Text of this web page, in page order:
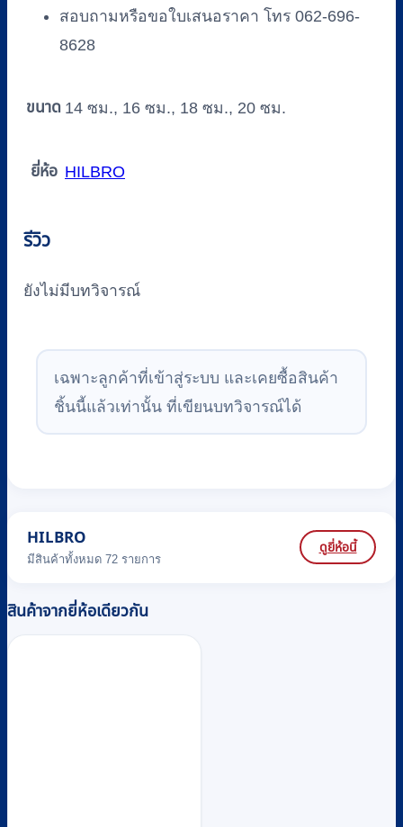
สอบถามหรือขอใบเสนอราคา โทร 062-696-
8628
ขนาด 14 ซม., 16 ซม., 18 ซม., 20 ซม.
ยี่ห้อ HILBRO
รีวิว
ยังไม่มีบทวิจารณ์
เฉพาะลูกค้าที่เข้าสู่ระบบ และเคยซื้อสินค้า
ชิ้นนี้แล้วเท่านั้น ที่เขียนบทวิจารณ์ได้
HILBRO
มีสินค้าทั้งหมด 72 รายการ
ดูยี่ห้อนี้
สินค้าจากยี่ห้อเดียวกัน